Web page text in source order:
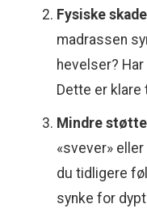
Fysiske
madrassen
hevelser?
Dette er
Mindre
«svever»
du tidligere
synke for